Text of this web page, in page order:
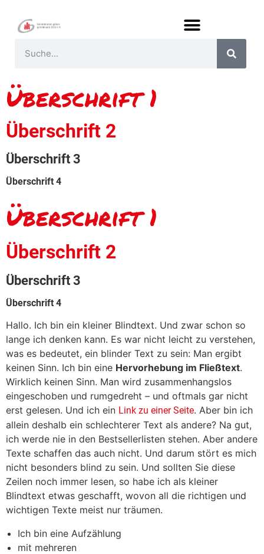
Überschrift 1
Überschrift 2
Überschrift 3
Überschrift 4
Überschrift 1
Überschrift 2
Überschrift 3
Überschrift 4
Hallo. Ich bin ein kleiner Blindtext. Und zwar schon so
lange ich denken kann. Es war nicht leicht zu verstehen,
was es bedeutet, ein blinder Text zu sein: Man ergibt
keinen Sinn. Ich bin eine Hervorhebung im Fließtext.
Wirklich keinen Sinn. Man wird zusammenhangslos
eingeschoben und rumgedreht – und oftmals gar nicht
erst gelesen. Und ich ein Link zu einer Seite. Aber bin ich
allein deshalb ein schlechterer Text als andere? Na gut,
ich werde nie in den Bestsellerlisten stehen. Aber andere
Texte schaffen das auch nicht. Und darum stört es mich
nicht besonders blind zu sein. Und sollten Sie diese
Zeilen noch immer lesen, so habe ich als kleiner
Blindtext etwas geschafft, wovon all die richtigen und
wichtigen Texte meist nur träumen.
Ich bin eine Aufzählung
mit mehreren